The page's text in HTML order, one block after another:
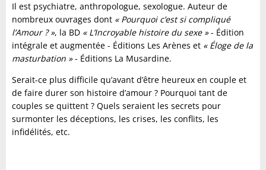
Il est psychiatre, anthropologue, sexologue. Auteur de
nombreux ouvrages dont « Pourquoi c’est si compliqué
l’Amour ? », la BD « L’Incroyable histoire du sexe »- Édition
intégrale et augmentée - Éditions Les Arènes et « Éloge de la
masturbation »- Éditions La Musardine.
Serait-ce plus difficile qu’avant d’être heureux en couple et
de faire durer son histoire d’amour ? Pourquoi tant de
couples se quittent ? Quels seraient les secrets pour
surmonter les déceptions, les crises, les conflits, les
infidélités, etc.